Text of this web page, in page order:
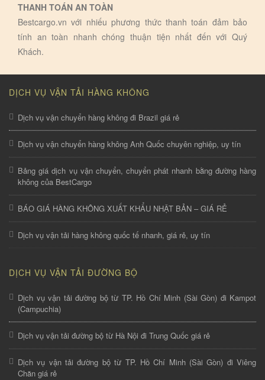
THANH TOÁN AN TOÀN
Bestcargo.vn với nhiếu phương thức thanh toán đảm bảo
tính an toàn nhanh chóng thuận tiện nhất đến với Quý
Khách.
DỊCH VỤ VẬN TẢI HÀNG KHÔNG
Dịch vụ vận chuyển hàng không đi Brazil giá rẻ
Dịch vụ vận chuyển hàng không Anh Quốc chuyên nghiệp, uy tín
Bảng giá dịch vụ vận chuyển, chuyển phát nhanh bằng đường hàng
không của BestCargo
BÁO GIÁ HÀNG KHÔNG XUẤT KHẨU NHẬT BẢN – GIÁ RẺ
Dịch vụ vận tải hàng không quốc tế nhanh, giá rẻ, uy tín
DỊCH VỤ VẬN TẢI ĐƯỜNG BỘ
Dịch vụ vận tải đường bộ từ TP. Hồ Chí Minh (Sài Gòn) đi Kampot
(Campuchia)
Dịch vụ vận tải đường bộ từ Hà Nội đi Trung Quốc giá rẻ
Dịch vụ vận tải đường bộ từ TP. Hồ Chí Minh (Sài Gòn) đi Viêng
Chăn giá rẻ